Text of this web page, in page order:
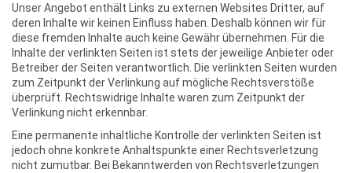
Unser Angebot enthält Links zu externen Websites Dritter, auf
deren Inhalte wir keinen Einfluss haben. Deshalb können wir für
diese fremden Inhalte auch keine Gewähr übernehmen. Für die
Inhalte der verlinkten Seiten ist stets der jeweilige Anbieter oder
Betreiber der Seiten verantwortlich. Die verlinkten Seiten wurden
zum Zeitpunkt der Verlinkung auf mögliche Rechtsverstöße
überprüft. Rechtswidrige Inhalte waren zum Zeitpunkt der
Verlinkung nicht erkennbar.
Eine permanente inhaltliche Kontrolle der verlinkten Seiten ist
jedoch ohne konkrete Anhaltspunkte einer Rechtsverletzung
nicht zumutbar. Bei Bekanntwerden von Rechtsverletzungen